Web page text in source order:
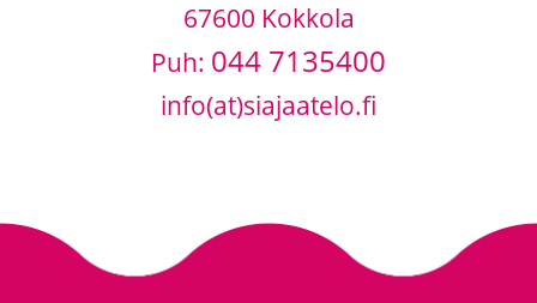
67600 Kokkola
Puh: 044 7135400
info(at)siajaatelo.fi